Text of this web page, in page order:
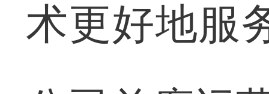
术更好地服